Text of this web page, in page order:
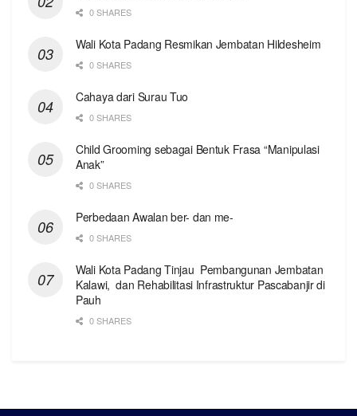
0 SHARES
Wali Kota Padang Resmikan Jembatan Hildesheim
0 SHARES
Cahaya dari Surau Tuo
0 SHARES
Child Grooming sebagai Bentuk Frasa “Manipulasi
Anak”
0 SHARES
Perbedaan Awalan ber- dan me-
0 SHARES
Wali Kota Padang Tinjau Pembangunan Jembatan
Kalawi, dan Rehabilitasi Infrastruktur Pascabanjir di
Pauh
0 SHARES